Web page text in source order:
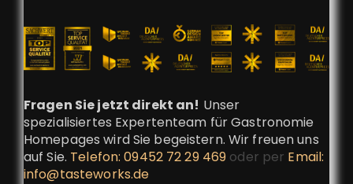
Fragen Sie jetzt direkt an! Unser
spezialisiertes Expertenteam für Gastronomie
Homepages wird Sie begeistern. Wir freuen uns
auf Sie. Telefon: 09452 72 29 469 oder per Email:
info@tasteworks.de